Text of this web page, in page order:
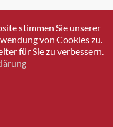
stimmen Sie unserer
von Cookies zu.
für Sie zu verbessern.